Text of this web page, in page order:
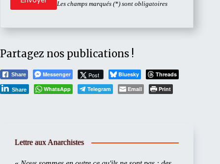
Les champs marqués (*) sont obligatoires
Partagez nos publications !
Share Messenger Post Bluesky Threads
Share WhatsApp Telegram Email Print
Lettre aux Anarchistes